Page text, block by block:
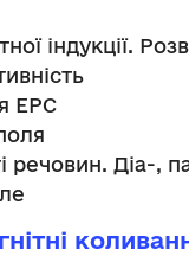
індукції.
ЕРС
речовин. Діа-,